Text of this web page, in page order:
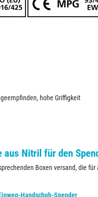
hohe Griffigkeit
aus Nitril für den
Boxen versand, die
Handschuh-Spender